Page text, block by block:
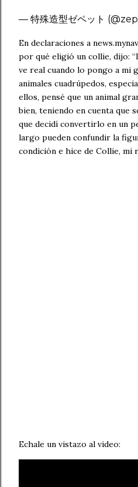
— 特殊造型ゼペット
En declaraciones a
por qué eligió un collie, dijo:
ve real cuando lo pongo a mi
animales cuadrúpedos,
ellos, pensé que un animal
bien, teniendo en cuenta que
que decidí convertirlo en un
largo pueden confundir la
condición e hice de Collie, mi
Echale un vistazo al video: